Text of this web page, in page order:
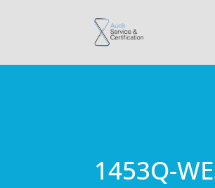
1453Q-